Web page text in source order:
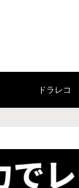
ドラレコ